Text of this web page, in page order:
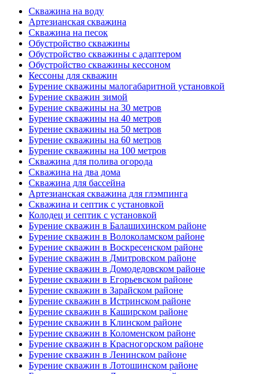
Скважина на воду
Артезианская скважина
Скважина на песок
Обустройство скважины
Обустройство скважины с адаптером
Обустройство скважины кессоном
Кессоны для скважин
Бурение скважины малогабаритной установкой
Бурение скважин зимой
Бурение скважины на 30 метров
Бурение скважины на 40 метров
Бурение скважины на 50 метров
Бурение скважины на 60 метров
Бурение скважины на 100 метров
Скважина для полива огорода
Скважина на два дома
Скважина для бассейна
Артезианская скважина для глэмпинга
Скважина и септик с установкой
Колодец и септик с установкой
Бурение скважин в Балашихинском районе
Бурение скважин в Волоколамском районе
Бурение скважин в Воскресенском районе
Бурение скважин в Дмитровском районе
Бурение скважин в Домодедовском районе
Бурение скважин в Егорьевском районе
Бурение скважин в Зарайском районе
Бурение скважин в Истринском районе
Бурение скважин в Каширском районе
Бурение скважин в Клинском районе
Бурение скважин в Коломенском районе
Бурение скважин в Красногорском районе
Бурение скважин в Ленинском районе
Бурение скважин в Лотошинском районе